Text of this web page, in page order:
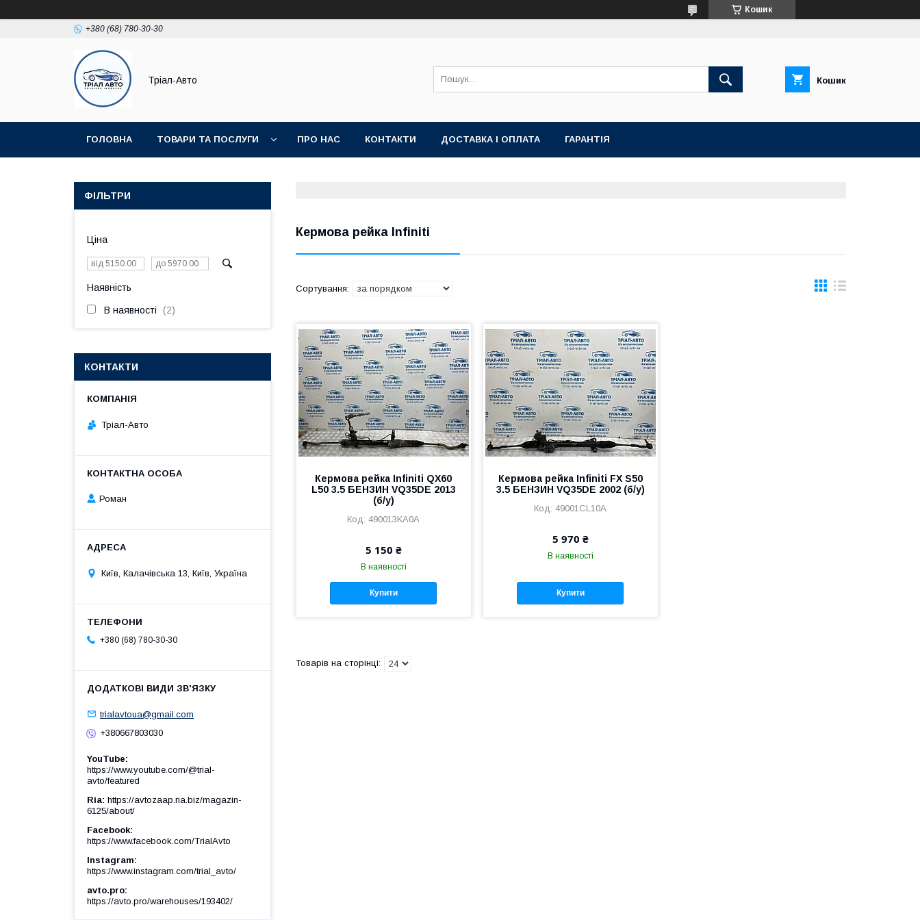
Кошик
+380 (68) 780-30-30
Тріал-Авто Кошик
ГОЛОВНА ТОВАРИ ТА ПОСЛУГИ ПРО НАС КОНТАКТИ ДОСТАВКА І ОПЛАТА ГАРАНТІЯ
Кермова рейка Infiniti
Кермова рейка Infiniti QX60
L50 3.5 БЕНЗИН VQ35DE 2013
(б/у)
490013KA0A
5 150 ₴
В наявності
Купити
Кермова рейка Infiniti FX S50
3.5 БЕНЗИН VQ35DE 2002 (б/у)
49001CL10A
5 970 ₴
В наявності
Купити
ФІЛЬТРИ
Ціна
Наявність
В наявності 2
КОНТАКТИ
Тріал-Авто
Роман
Київ, Калачівська 13, Київ, Україна
+380 (68) 780-30-30
trialavtoua@gmail.com
+380667803030
YouTube
https://www.youtube.com/@trial-
avto/featured
Ria https://avtozaap.ria.biz/magazin-
6125/about/
Facebook
https://www.facebook.com/TrialAvto
Instagram
https://www.instagram.com/trial_avto/
avto.pro
https://avto.pro/warehouses/193402/